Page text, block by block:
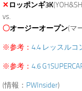
✕ロッポンギ3K
vs.
〇オージーオープン(マ
※参考： 4.4 レッスルコ
※参考： 4.6
(情報： PWInsider)